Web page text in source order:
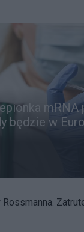
będzie w